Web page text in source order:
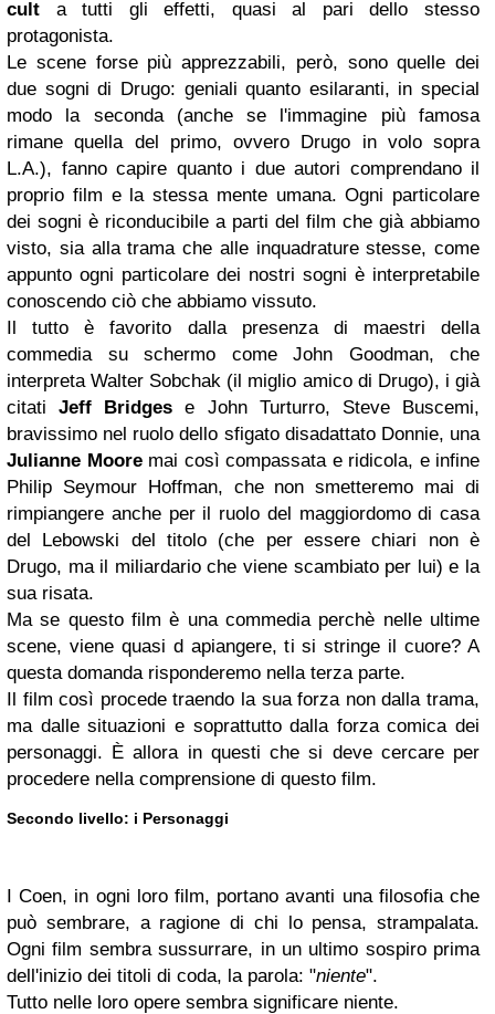
cult a tutti gli effetti, quasi al pari dello stesso
protagonista.
Le scene forse più apprezzabili, però, sono quelle dei
due sogni di Drugo: geniali quanto esilaranti, in special
modo la seconda (anche se l'immagine più famosa
rimane quella del primo, ovvero Drugo in volo sopra
L.A.), fanno capire quanto i due autori comprendano il
proprio film e la stessa mente umana. Ogni particolare
dei sogni è riconducibile a parti del film che già abbiamo
visto, sia alla trama che alle inquadrature stesse, come
appunto ogni particolare dei nostri sogni è interpretabile
conoscendo ciò che abbiamo vissuto.
Il tutto è favorito dalla presenza di maestri della
commedia su schermo come John Goodman, che
interpreta Walter Sobchak (il miglio amico di Drugo), i già
citatiJeff Bridges e John Turturro, Steve Buscemi,
bravissimo nel ruolo dello sfigato disadattato Donnie, una
Julianne Mooremai così compassata e ridicola, e infine
Philip Seymour Hoffman, che non smetteremo mai di
rimpiangere anche per il ruolo del maggiordomo di casa
del Lebowski del titolo (che per essere chiari non è
Drugo, ma il miliardario che viene scambiato per lui) e la
sua risata.
Ma se questo film è una commedia perchè nelle ultime
scene, viene quasi d apiangere, ti si stringe il cuore? A
questa domanda risponderemo nella terza parte.
Il film così procede traendo la sua forza non dalla trama,
ma dalle situazioni e soprattutto dalla forza comica dei
personaggi. È allora in questi che si deve cercare per
procedere nella comprensione di questo film.
Secondo livello: i Personaggi
I Coen, in ogni loro film, portano avanti una filosofia che
può sembrare, a ragione di chi lo pensa, strampalata.
Ogni film sembra sussurrare, in un ultimo sospiro prima
dell'inizio dei titoli di coda, la parola: "niente".
Tutto nelle loro opere sembra significare niente.